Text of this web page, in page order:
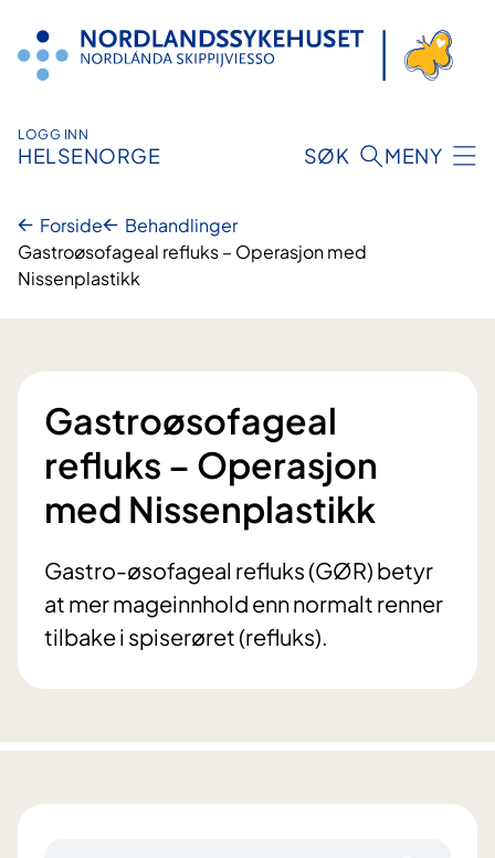
innhold
LOGG INN
HELSENORGE SØK MENY
Forside
Behandlinger
Gastroøsofageal refluks – Operasjon med
Nissenplastikk
Gastroøsofageal
refluks – Operasjon
med Nissenplastikk
Gastro-øsofageal refluks (GØR) betyr
at mer mageinnhold enn normalt renner
tilbake i spiserøret (refluks).